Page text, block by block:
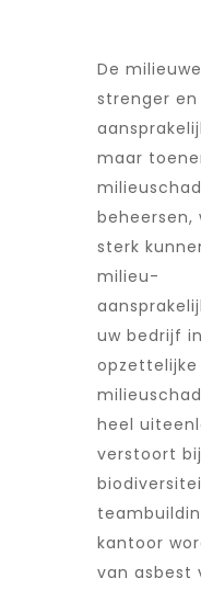
De
strenger
maar
beheersen,
sterk
milieu-
uw bedrijf
heel
verstoort
kantoor
van asbest